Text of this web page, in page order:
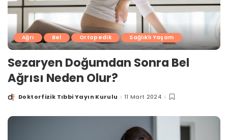
Ağrı Bel Ortopedik Sağlıklı Yaşam
Sezaryen Doğumdan Sonra Bel
Ağrısı Neden Olur?
PostedDoktorfizik Tıbbi Yayın Kurulu 11 Mart 2024